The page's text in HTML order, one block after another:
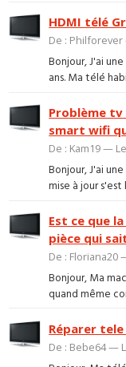
HDMI télé
De :
Bonjour, J'ai
ans. Ma télé
Problème tv
smart wifi
De : Kam19 —
Bonjour, J'ai
mise à jour
Est ce que
pièce qui
De : Floriana20
Bonjour, Ma
quand même
Réparer
De : Bebe64 —